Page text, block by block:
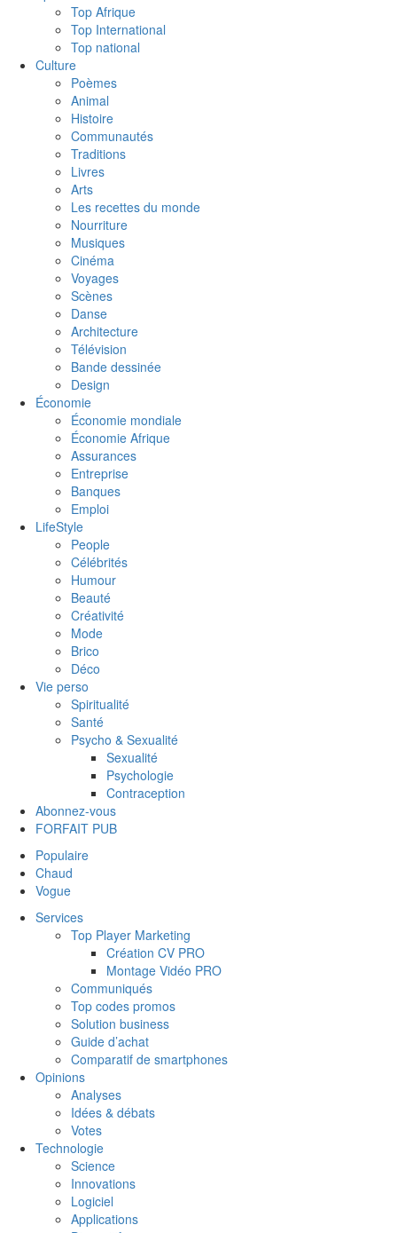
Top Afrique
Top International
Top national
Culture
Poèmes
Animal
Histoire
Communautés
Traditions
Livres
Arts
Les recettes du monde
Nourriture
Musiques
Cinéma
Voyages
Scènes
Danse
Architecture
Télévision
Bande dessinée
Design
Économie
Économie mondiale
Économie Afrique
Assurances
Entreprise
Banques
Emploi
LifeStyle
People
Célébrités
Humour
Beauté
Créativité
Mode
Brico
Déco
Vie perso
Spiritualité
Santé
Psycho & Sexualité
Sexualité
Psychologie
Contraception
Abonnez-vous
FORFAIT PUB
Populaire
Chaud
Vogue
Services
Top Player Marketing
Création CV PRO
Montage Vidéo PRO
Communiqués
Top codes promos
Solution business
Guide d’achat
Comparatif de smartphones
Opinions
Analyses
Idées & débats
Votes
Technologie
Science
Innovations
Logiciel
Applications